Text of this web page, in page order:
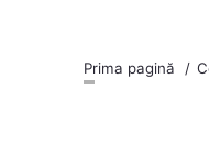
Prima pagină